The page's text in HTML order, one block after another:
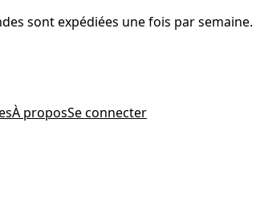
sont expédiées une fois par
À proposSe connecter